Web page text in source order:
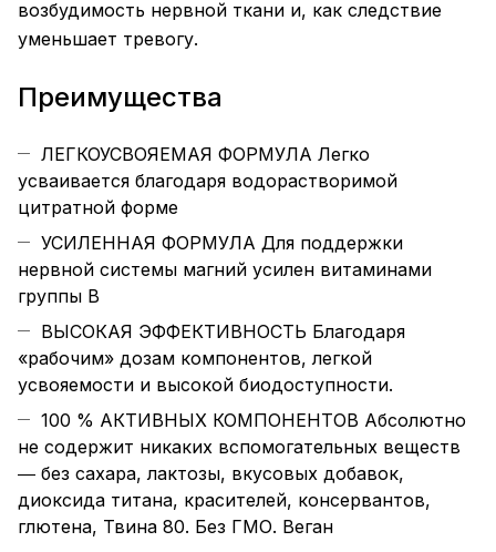
возбудимость нервной ткани и, как следствие
уменьшает тревогу.
Преимущества
ЛЕГКОУСВОЯЕМАЯ ФОРМУЛА Легко
усваивается благодаря водорастворимой
цитратной форме
УСИЛЕННАЯ ФОРМУЛА Для поддержки
нервной системы магний усилен витаминами
группы В
ВЫСОКАЯ ЭФФЕКТИВНОСТЬ Благодаря
«рабочим» дозам компонентов, легкой
усвояемости и высокой биодоступности.
100 % АКТИВНЫХ КОМПОНЕНТОВ Абсолютно
не содержит никаких вспомогательных веществ
― без сахара, лактозы, вкусовых добавок,
диоксида титана, красителей, консервантов,
глютена, Твина 80. Без ГМО. Веган